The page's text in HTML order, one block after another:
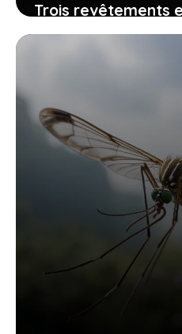
Trois revêtements
qui résistent au